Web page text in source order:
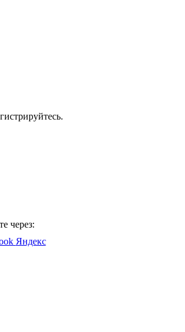
через:
Яндекс